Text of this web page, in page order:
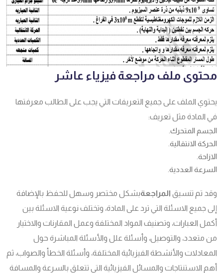
محتوى ملف مراجعة فيزياء عاشر
يحتوي الملف على جميع التعريفات التي يجب على الطالب معرفتها
في المادة مثل تعريف:
الجسم المتحرك.
الحركة الانتقالية.
الازاحة.
السرعة العددية.
وقد تم تنسيق المراجعةبشكل مختصر وسهل للحفظ بالإضافة
إلى جميع الاسئلة التي ترد على المادة، وتختلف نوعية الاسئلة بين
أكمل العبارات، وتصنيف المواد المختلفة وعمل المقارنات والاختيار
من متعدد، والتوصيل، وأسئلة علل والأسئلة المباشرة حول
المعادلات والأنشطة الفيزيائية المختلفة، وأسئلة الخطأ والصواب، ثم
أهم الاستنتاجات والمسائل الفيزيائية التي تتعلق بالسرعة والمسافة